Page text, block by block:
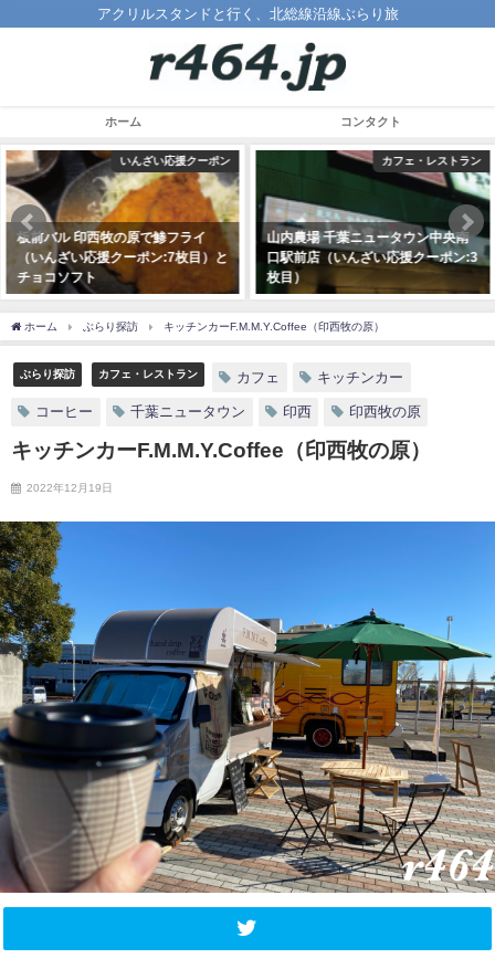
アクリルスタンドと行く、北総線沿線ぶらり旅
ホーム コンタクト
カフェ・レストラン
山内農場 千葉ニュータウン中央南
口駅前店（いんざい応援クーポン:3
枚目）
カフェ・レストラン
California Style Kitchen（いんざ
い応援クーポン:2枚目）
2020年11月8日
ホーム ぶらり探訪 キッチンカーF.M.M.Y.Coffee（印西牧の原）
ぶらり探訪 カフェ・レストラン カフェ キッチンカー
コーヒー 千葉ニュータウン 印西 印西牧の原
キッチンカーF.M.M.Y.Coffee（印西牧の原）
2022年12月19日